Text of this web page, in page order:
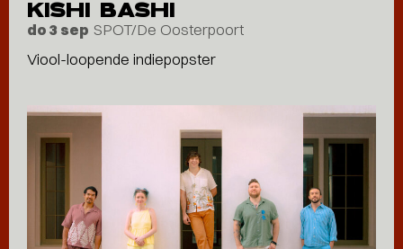
KISHI BASHI
do 3 sep SPOT/De Oosterpoort
Viool-loopende indiepopster